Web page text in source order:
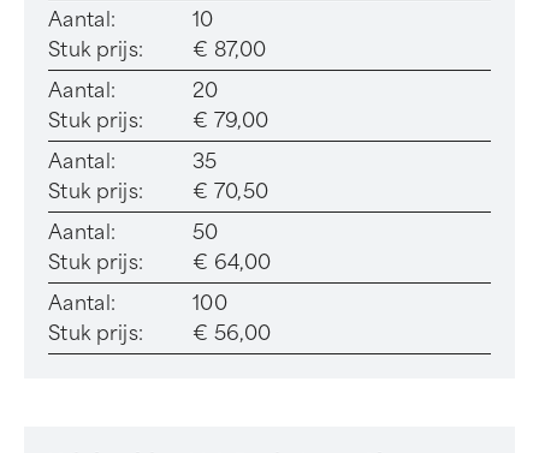
Aantal:
10
Stuk prijs:
€ 87,00
Aantal:
20
Stuk prijs:
€ 79,00
Aantal:
35
Stuk prijs:
€ 70,50
Aantal:
50
Stuk prijs:
€ 64,00
Aantal:
100
Stuk prijs:
€ 56,00